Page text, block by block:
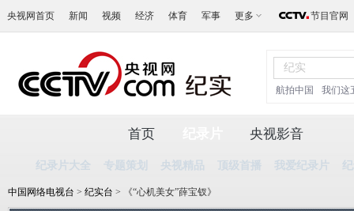
央视网首页 新闻 视频 经济 体育 军事 更多 节目官网
航拍中国 我们这
首页
纪录片大全 专题策划 央视精品 顶级首播 我爱纪录片
央视影音
中国网络电视台 > 纪实台 > 《“心机美女”薛宝钗》